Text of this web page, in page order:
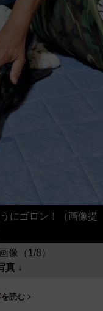
にゴロン！（画像提
像（1/8）
真 ↓
読む